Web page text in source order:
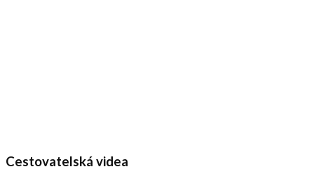
Cestovatelská videa